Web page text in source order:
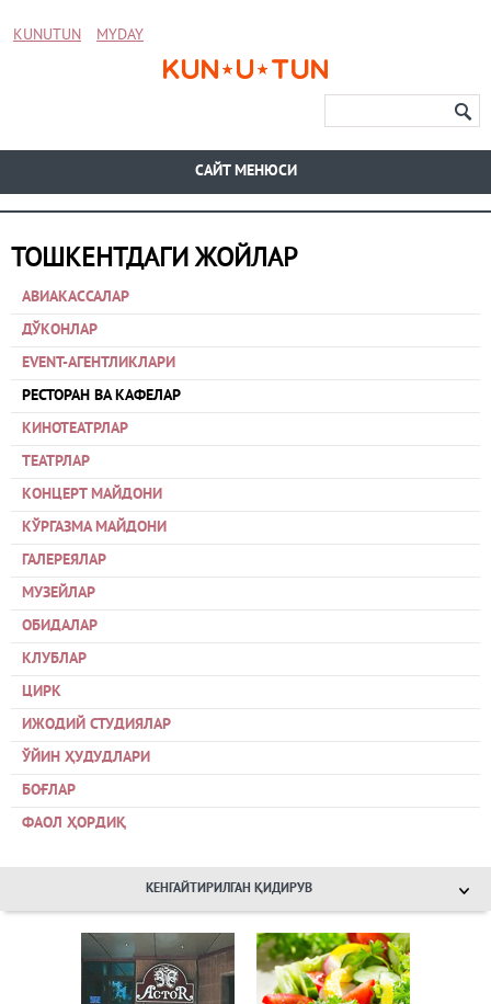
KUNUTUN MYDAY
CАЙТ МЕНЮСИ
ТОШКЕНТДАГИ ЖОЙЛАР
АВИАКАССАЛАР
ДЎКОНЛАР
EVENT-АГЕНТЛИКЛАРИ
РЕСТОРАН ВА КАФЕЛАР
КИНОТЕАТРЛАР
ТЕАТРЛАР
КОНЦЕРТ МАЙДОНИ
КЎРГАЗМА МАЙДОНИ
ГАЛЕРЕЯЛАР
МУЗЕЙЛАР
ОБИДАЛАР
КЛУБЛАР
ЦИРК
ИЖОДИЙ СТУДИЯЛАР
ЎЙИН ҲУДУДЛАРИ
БОҒЛАР
ФАОЛ ҲОРДИҚ
КЕНГАЙТИРИЛГАН ҚИДИРУВ